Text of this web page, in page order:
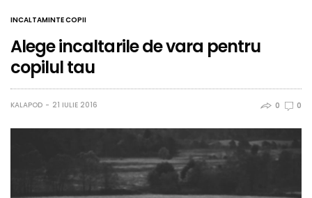
INCALTAMINTE COPII
Alege incaltarile de vara pentru
copilul tau
KALAPOD 21 IULIE 2016 0 0